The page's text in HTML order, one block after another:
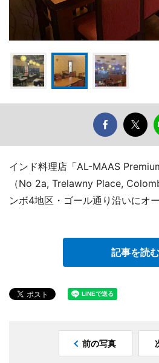
インド料理店「AL-MAAS
（No 2a, Trelawny Place,
ンボ4地区・ゴール通り沿いにオー
記事を読む
前の写真